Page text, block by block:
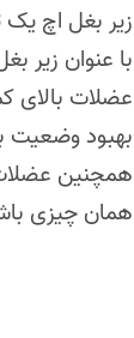
زیر بغل اچ
با عنوان زیر
عضلات بالای
بهبود وضعیت
همچنین عضلات
همان چیزی